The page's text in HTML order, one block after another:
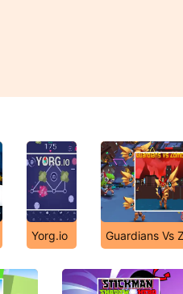
Yorg.io Guardians Vs